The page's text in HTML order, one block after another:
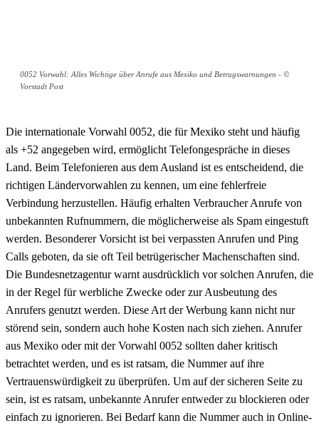
0052 Vorwahl: Alles Wichtige über Anrufe aus Mexiko und Betrugswarnungen - ©
Vorstadt Post
Die internationale Vorwahl 0052, die für Mexiko steht und häufig
als +52 angegeben wird, ermöglicht Telefongespräche in dieses
Land. Beim Telefonieren aus dem Ausland ist es entscheidend, die
richtigen Ländervorwahlen zu kennen, um eine fehlerfreie
Verbindung herzustellen. Häufig erhalten Verbraucher Anrufe von
unbekannten Rufnummern, die möglicherweise als Spam eingestuft
werden. Besonderer Vorsicht ist bei verpassten Anrufen und Ping
Calls geboten, da sie oft Teil betrügerischer Machenschaften sind.
Die Bundesnetzagentur warnt ausdrücklich vor solchen Anrufen, die
in der Regel für werbliche Zwecke oder zur Ausbeutung des
Anrufers genutzt werden. Diese Art der Werbung kann nicht nur
störend sein, sondern auch hohe Kosten nach sich ziehen. Anrufer
aus Mexiko oder mit der Vorwahl 0052 sollten daher kritisch
betrachtet werden, und es ist ratsam, die Nummer auf ihre
Vertrauenswürdigkeit zu überprüfen. Um auf der sicheren Seite zu
sein, ist es ratsam, unbekannte Anrufer entweder zu blockieren oder
einfach zu ignorieren. Bei Bedarf kann die Nummer auch in Online-